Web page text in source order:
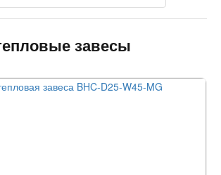
завесы